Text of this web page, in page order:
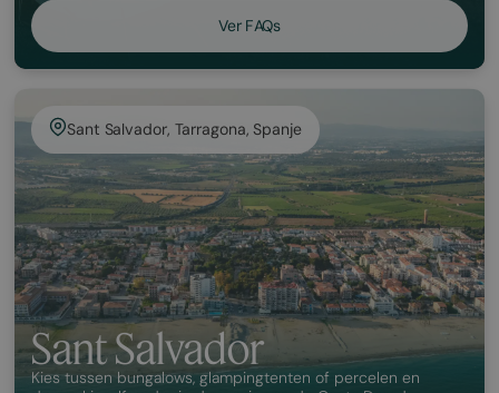
Ver FAQs
Sant Salvador, Tarragona, Spanje
Sant Salvador
Kies tussen bungalows, glampingtenten of percelen en